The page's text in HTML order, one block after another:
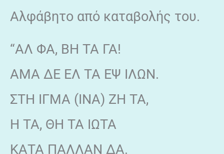
Αλφάβητο από καταβολής του.
“ΑΛ ΦΑ, ΒΗ ΤΑ ΓΑ!
ΑΜΑ ΔΕ ΕΛ ΤΑ ΕΨ ΙΛΩΝ.
ΣΤΗ ΙΓΜΑ (ΙΝΑ) ΖΗ ΤΑ,
Η ΤΑ, ΘΗ ΤΑ ΙΩΤΑ
ΚΑΤΑ ΠΑΛΛΑΝ ΔΑ.